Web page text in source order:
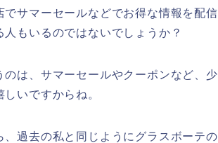
でサマーセールなどでお得な情報を配
人もいるのではないでしょうか？
のは、サマーセールやクーポンなど、
しいですからね。
、過去の私と同じようにグラスボーテ